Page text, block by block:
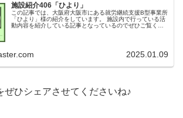
施設紹介406「ひより」
この記事では、大阪府大阪市にある就労継続支援B型事業所
「ひより」様の紹介をしています。 施設内で行っている活
動内容を紹介している記事となっているのでぜひご覧くだ
2025.01.09
ぜひシェアさせてくださいね♪